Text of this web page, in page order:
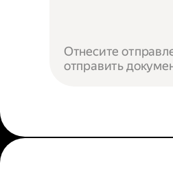
Отнесите
отправить